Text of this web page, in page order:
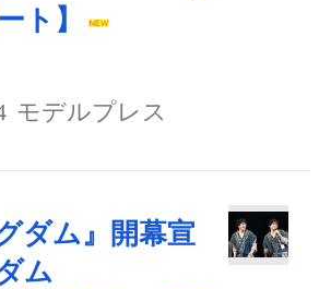
ト】
モデルプレス
ダム』開幕宣
ム